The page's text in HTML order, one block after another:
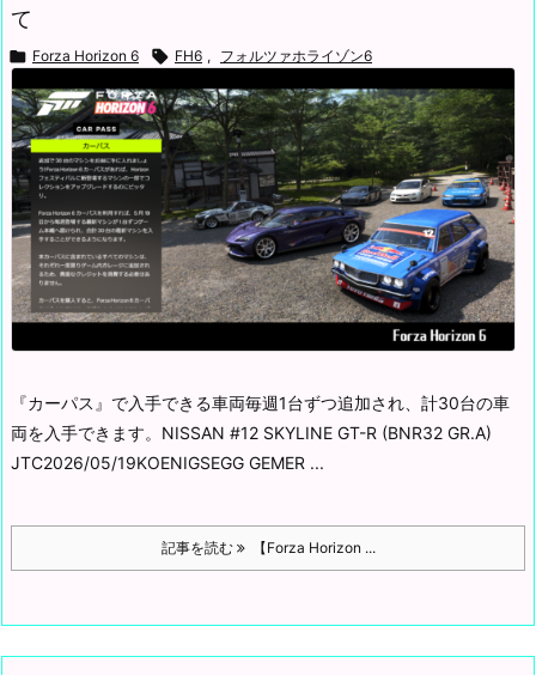
て
 Forza Horizon 6  FH6 , フォルツァホライゾン6
『カーパス』で入手できる車両毎週1台ずつ追加され、計30台の車
両を入手できます。 NISSAN #12 SKYLINE GT-R (BNR32 GR.A)
JTC2026/05/19KOENIGSEGG GEMER ...
記事を読む 【Forza Horizon ...